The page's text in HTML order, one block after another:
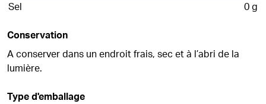
Sel
0 g
Conservation
A conserver dans un endroit frais, sec et à l’abri de la
lumière.
Type d'emballage